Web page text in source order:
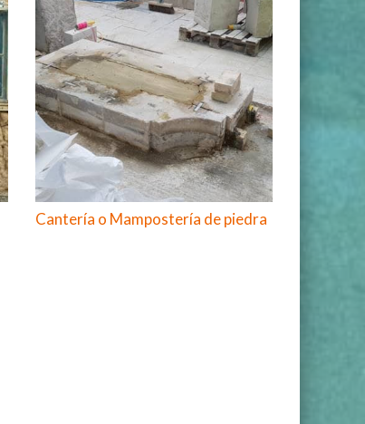
Cantería o Mampostería de piedra